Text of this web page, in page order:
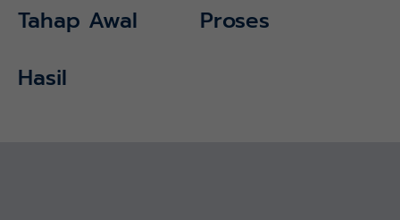
Tahap Awal
Proses
Hasil